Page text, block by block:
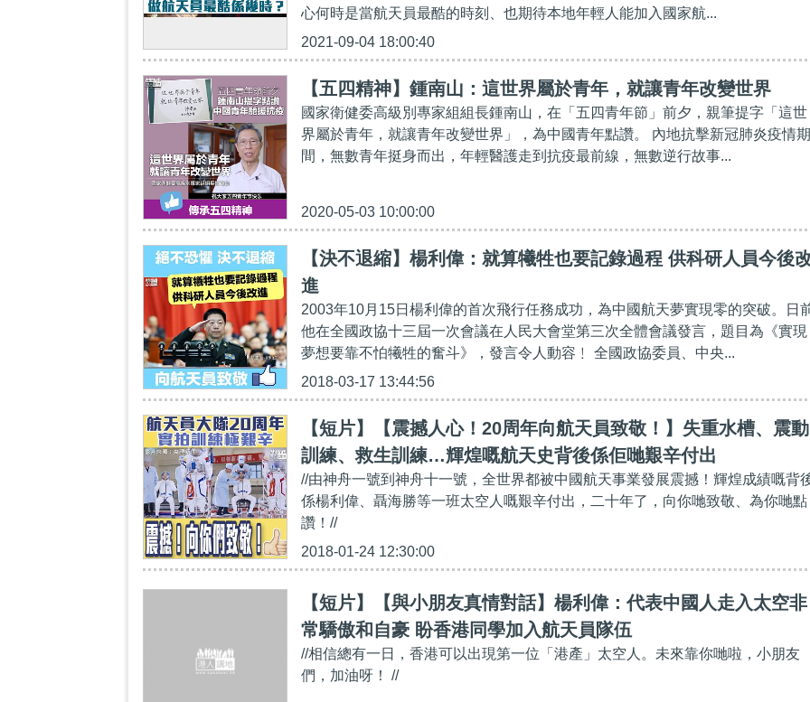
心何時是當航天員最酷的時刻、也期待本地年輕人能加入國家航...
2021-09-04 18:00:40
【五四精神】鍾南山：這世界屬於青年，就讓青年改變世界
國家衛健委高級別專家組組長鍾南山，在「五四青年節」前夕，親筆提字「這世
界屬於青年，就讓青年改變世界」，為中國青年點讚。 內地抗擊新冠肺炎疫情期
間，無數青年挺身而出，年輕醫護走到抗疫最前線，無數逆行故事...
2020-05-03 10:00:00
【決不退縮】楊利偉：就算犧牲也要記錄過程 供科研人員今後
進
2003年10月15日楊利偉的首次飛行任務成功，為中國航天夢實現零的突破。日
他在全國政協十三屆一次會議在人民大會堂第三次全體會議發言，題目為《實現
夢想要靠不怕犧牲的奮斗》，發言令人動容﹗ 全國政協委員、中央...
2018-03-17 13:44:56
【短片】【震撼人心！20周年向航天員致敬！】失重水槽、震動
訓練、救生訓練…輝煌嘅航天史背後係佢哋艱辛付出
//由神舟一號到神舟十一號，全世界都被中國航天事業發展震撼！輝煌成績嘅背
係楊利偉、聶海勝等一班太空人嘅艱辛付出，二十年了，向你哋致敬、為你哋點
讚！//
2018-01-24 12:30:00
【短片】【與小朋友真情對話】楊利偉：代表中國人走入太空非
常驕傲和自豪 盼香港同學加入航天員隊伍
//相信總有一日，香港可以出現第一位「港產」太空人。未來靠你哋啦，小朋友
們，加油呀！ //